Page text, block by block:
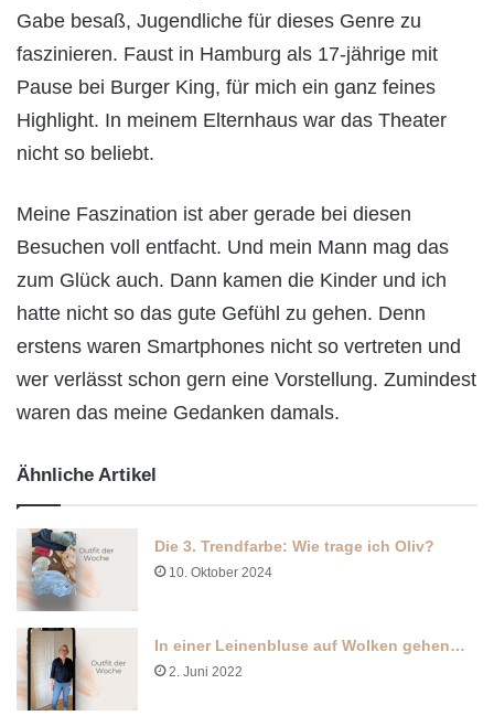
Gabe besaß, Jugendliche für dieses Genre zu
faszinieren. Faust in Hamburg als 17-jährige mit
Pause bei Burger King, für mich ein ganz feines
Highlight. In meinem Elternhaus war das Theater
nicht so beliebt.
Meine Faszination ist aber gerade bei diesen
Besuchen voll entfacht. Und mein Mann mag das
zum Glück auch. Dann kamen die Kinder und ich
hatte nicht so das gute Gefühl zu gehen. Denn
erstens waren Smartphones nicht so vertreten und
wer verlässt schon gern eine Vorstellung. Zumindest
waren das meine Gedanken damals.
Ähnliche Artikel
Die 3. Trendfarbe: Wie trage ich Oliv?
10. Oktober 2024
In einer Leinenbluse auf Wolken gehen…
2. Juni 2022